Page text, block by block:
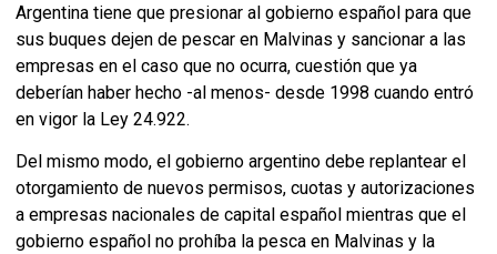
Argentina tiene que presionar al gobierno español para que
sus buques dejen de pescar en Malvinas y sancionar a las
empresas en el caso que no ocurra, cuestión que ya
deberían haber hecho -al menos- desde 1998 cuando entró
en vigor la Ley 24.922.
Del mismo modo, el gobierno argentino debe replantear el
otorgamiento de nuevos permisos, cuotas y autorizaciones
a empresas nacionales de capital español mientras que el
gobierno español no prohíba la pesca en Malvinas y la